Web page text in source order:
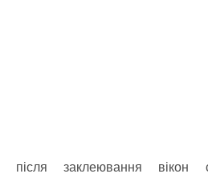
після заклеювання